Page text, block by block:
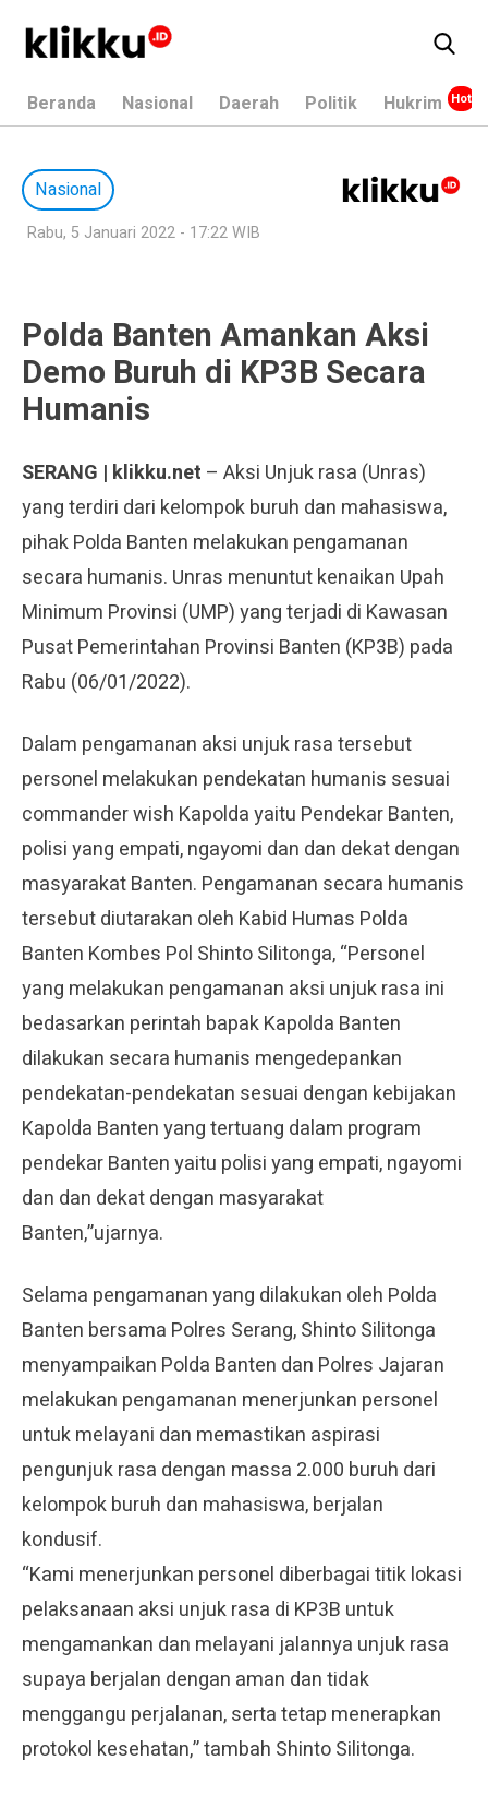
Beranda Nasional Daerah Politik Hukrim
Nasional
Rabu, 5 Januari 2022 - 17:22 WIB
Polda Banten Amankan Aksi
Demo Buruh di KP3B Secara
Humanis
SERANG | klikku.net – Aksi Unjuk rasa (Unras)
yang terdiri dari kelompok buruh dan mahasiswa,
pihak Polda Banten melakukan pengamanan
secara humanis. Unras menuntut kenaikan Upah
Minimum Provinsi (UMP) yang terjadi di Kawasan
Pusat Pemerintahan Provinsi Banten (KP3B) pada
Rabu (06/01/2022).
Dalam pengamanan aksi unjuk rasa tersebut
personel melakukan pendekatan humanis sesuai
commander wish Kapolda yaitu Pendekar Banten,
polisi yang empati, ngayomi dan dan dekat dengan
masyarakat Banten. Pengamanan secara humanis
tersebut diutarakan oleh Kabid Humas Polda
Banten Kombes Pol Shinto Silitonga, “Personel
yang melakukan pengamanan aksi unjuk rasa ini
bedasarkan perintah bapak Kapolda Banten
dilakukan secara humanis mengedepankan
pendekatan-pendekatan sesuai dengan kebijakan
Kapolda Banten yang tertuang dalam program
pendekar Banten yaitu polisi yang empati, ngayomi
dan dan dekat dengan masyarakat
Banten,”ujarnya.
Selama pengamanan yang dilakukan oleh Polda
Banten bersama Polres Serang, Shinto Silitonga
menyampaikan Polda Banten dan Polres Jajaran
melakukan pengamanan menerjunkan personel
untuk melayani dan memastikan aspirasi
pengunjuk rasa dengan massa 2.000 buruh dari
kelompok buruh dan mahasiswa, berjalan
kondusif.
“Kami menerjunkan personel diberbagai titik lokasi
pelaksanaan aksi unjuk rasa di KP3B untuk
mengamankan dan melayani jalannya unjuk rasa
supaya berjalan dengan aman dan tidak
menggangu perjalanan, serta tetap menerapkan
protokol kesehatan,” tambah Shinto Silitonga.